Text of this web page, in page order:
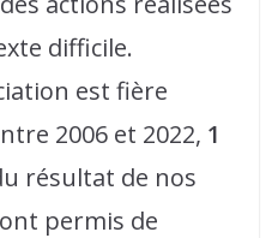
difficile.
est fière
2006 et 2022, 1
résultat de nos
permis de